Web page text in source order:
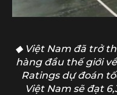
◆ Việt Nam đã trở
hàng đầu thế giới
Ratings dự đoán
Việt Nam sẽ đạt